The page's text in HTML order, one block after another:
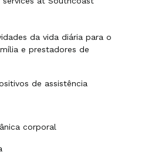
da vida diária para o
e prestadores de
de assistência
corporal